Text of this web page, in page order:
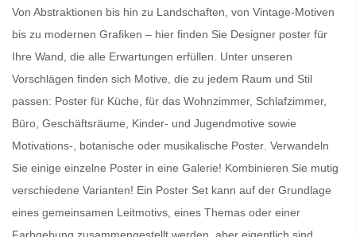
Von Abstraktionen bis hin zu Landschaften, von Vintage-Motiven
bis zu modernen Grafiken – hier finden Sie Designer poster für
Ihre Wand, die alle Erwartungen erfüllen. Unter unseren
Vorschlägen finden sich Motive, die zu jedem Raum und Stil
passen: Poster für Küche, für das Wohnzimmer, Schlafzimmer,
Büro, Geschäftsräume, Kinder- und Jugendmotive sowie
Motivations-, botanische oder musikalische Poster. Verwandeln
Sie einige einzelne Poster in eine Galerie! Kombinieren Sie mutig
verschiedene Varianten! Ein Poster Set kann auf der Grundlage
eines gemeinsamen Leitmotivs, eines Themas oder einer